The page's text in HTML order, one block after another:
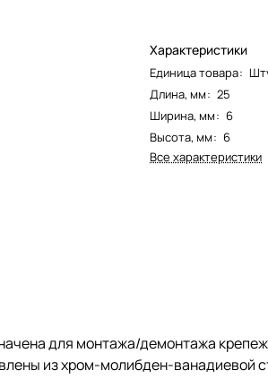
Характеристики
Единица товара:
Длина, мм: 25
Ширина, мм: 6
Высота, мм: 6
Все характеристики
для монтажа/демонтажа
из хром-молибден-